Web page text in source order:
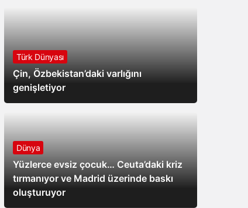
Türk Dünyası
Çin, Özbekistan’daki varlığını
genişletiyor
Dünya
Yüzlerce evsiz çocuk… Ceuta’daki kriz
tırmanıyor ve Madrid üzerinde baskı
oluşturuyor